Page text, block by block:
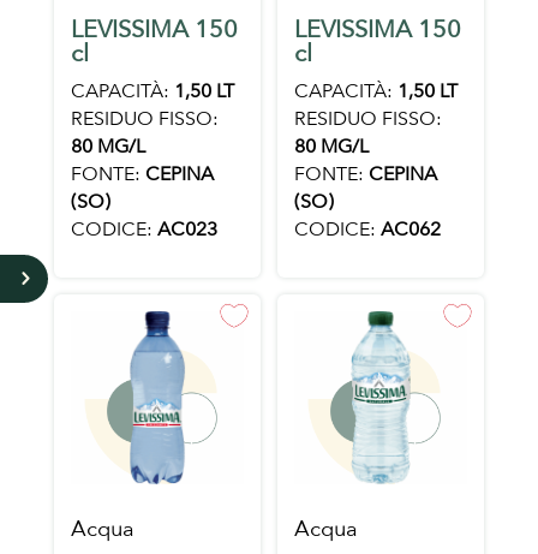
5
LEVISSIMA 150
cl
CAPACITÀ: 1,50 LT
RESIDUO FISSO:
80 MG/L
FONTE: CEPINA
(SO)
CODICE: AC023
LEVISSIMA 150
cl
CAPACITÀ: 1,50 LT
RESIDUO FISSO:
80 MG/L
FONTE: CEPINA
(SO)
CODICE: AC062
Acqua Acqua